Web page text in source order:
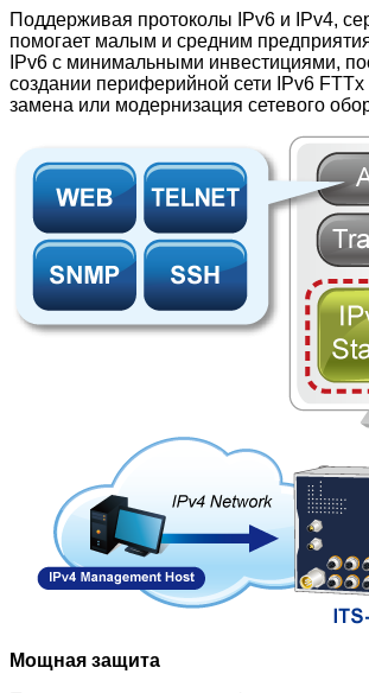
Поддерживая протоколы IPv6 и IPv4,
помогает малым и средним
IPv6 с минимальными инвестициями,
создании периферийной сети IPv6 FTTx
замена или модернизация сетевого
Мощная защита